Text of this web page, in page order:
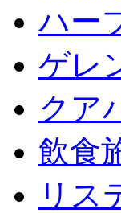
ハー
ゲレ
クア
飲食
リス